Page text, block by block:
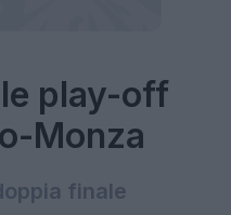
play-off
Monza
finale